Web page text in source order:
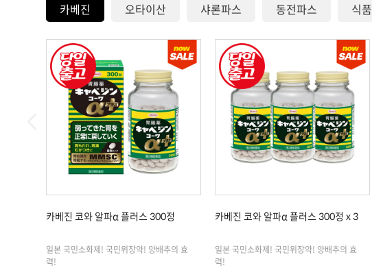
카베진 오타이산 샤론파스 동전파스 식품
카베진 코와 알파α 플러스 300정
일본 국민소화제! 국민위장약! 양배추의 효
력!
카베진 코와 알파α 플러스 300정 x 3
일본 국민소화제! 국민위장약! 양배추의 효
력!